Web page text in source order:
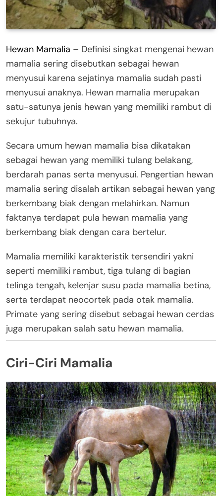
Hewan Mamalia – Definisi singkat mengenai hewan
mamalia sering disebutkan sebagai hewan
menyusui karena sejatinya mamalia sudah pasti
menyusui anaknya. Hewan mamalia merupakan
satu-satunya jenis hewan yang memiliki rambut di
sekujur tubuhnya.
Secara umum hewan mamalia bisa dikatakan
sebagai hewan yang memiliki tulang belakang,
berdarah panas serta menyusui. Pengertian hewan
mamalia sering disalah artikan sebagai hewan yang
berkembang biak dengan melahirkan. Namun
faktanya terdapat pula hewan mamalia yang
berkembang biak dengan cara bertelur.
Mamalia memiliki karakteristik tersendiri yakni
seperti memiliki rambut, tiga tulang di bagian
telinga tengah, kelenjar susu pada mamalia betina,
serta terdapat neocortek pada otak mamalia.
Primate yang sering disebut sebagai hewan cerdas
juga merupakan salah satu hewan mamalia.
Ciri-Ciri Mamalia